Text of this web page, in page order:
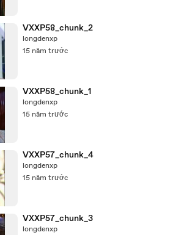
VXXP58_chunk_2
longdenxp
15 năm trước
VXXP58_chunk_1
longdenxp
15 năm trước
VXXP57_chunk_4
longdenxp
15 năm trước
VXXP57_chunk_3
longdenxp